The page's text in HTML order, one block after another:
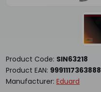
Product Code: SIN63218
Product EAN: 9991117363888
Manufacturer: Eduard